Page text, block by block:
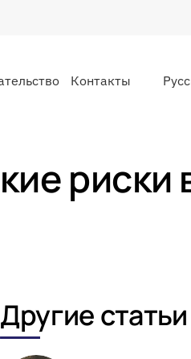
Контакты
риски
Другие статьи